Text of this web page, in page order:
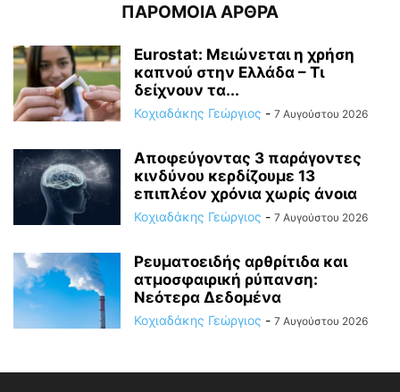
ΠΑΡΟΜΟΙΑ ΑΡΘΡΑ
Eurostat: Μειώνεται η χρήση
καπνού στην Ελλάδα – Τι
δείχνουν τα...
Κοχιαδάκης Γεώργιος - 7 Αυγούστου 2026
Αποφεύγοντας 3 παράγοντες
κινδύνου κερδίζουμε 13
επιπλέον χρόνια χωρίς άνοια
Κοχιαδάκης Γεώργιος - 7 Αυγούστου 2026
Ρευματοειδής αρθρίτιδα και
ατμοσφαιρική ρύπανση:
Νεότερα Δεδομένα
Κοχιαδάκης Γεώργιος - 7 Αυγούστου 2026